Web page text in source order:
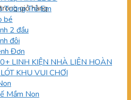
giỏ hàng.
Tường Trẻ Em
bé
2 đầu
đôi
Đơn
LINH KIỆN NHÀ LIÊN HOÀN
KHU VUI CHƠI
Mầm Non